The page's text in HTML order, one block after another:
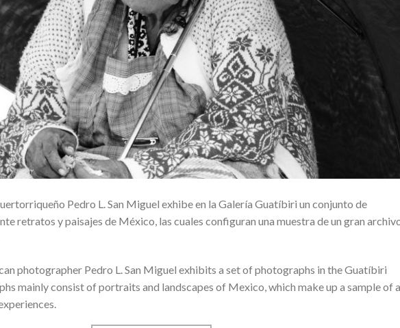
Pedro L. San Miguel exhibe en la Galería Guatíbiri un conjunto de
retratos y paisajes de México, las cuales configuran una muestra de un gran
photographer Pedro L. San Miguel exhibits a set of photographs in the Guatíbiri
mainly consist of portraits and landscapes of Mexico, which make up a sample of